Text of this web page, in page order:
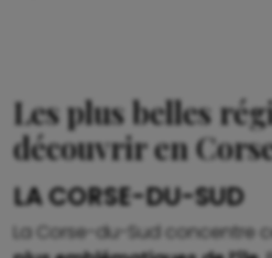
Les plus belles
découvrir en
LA CORSE-DU-SUD
La Corse-du-Sud concentre